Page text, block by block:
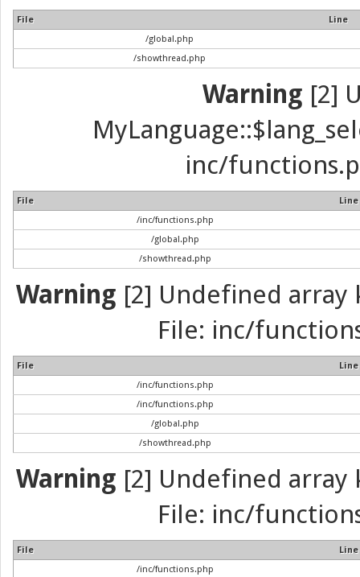
File
Line
/global.php
/showthread.php
Warning [2]
inc/
File
Line
/inc/functions.php
/global.php
/showthread.php
Warning [2] Undefined array
File: inc/
File
Line
/inc/functions.php
/inc/functions.php
/global.php
/showthread.php
Warning [2] Undefined array
File: inc/
File
Line
/inc/functions.php